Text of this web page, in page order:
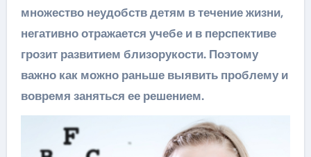
множество неудобств детям в течение жизни,
негативно отражается учебе и в перспективе
грозит развитием близорукости. Поэтому
важно как можно раньше выявить проблему и
вовремя заняться ее решением.